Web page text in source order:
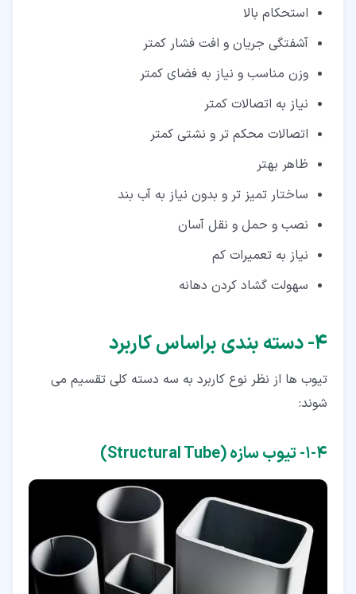
استحکام بالا
آشفتگی جریان و افت فشار کمتر
وزن مناسب و نیاز به فضای کمتر
نیاز به اتصالات کمتر
اتصالات محکم تر و نشتی کمتر
ظاهر بهتر
ساختار تمیز تر و بدون نیاز به آب بند
نصب و حمل و نقل آسان
نیاز به تعمیرات کم
سهولت گشاد کردن دهانه
۴‏- دسته بندی براساس کاربرد
تیوب ها از نظر نوع کاربرد به سه دسته کلی تقسیم می
شوند:
۴‏-‏۱‏- تیوب سازه (Structural Tube)